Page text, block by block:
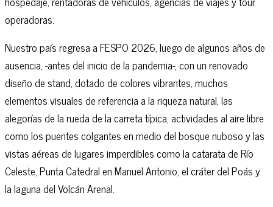
operadoras.
Nuestro país regresa a FESPO 2026, luego de algunos años de
ausencia, -antes del inicio de la pandemia-, con un renovado
diseño de stand, dotado de colores vibrantes, muchos
elementos visuales de referencia a la riqueza natural, las
alegorías de la rueda de la carreta típica, actividades al aire libre
como los puentes colgantes en medio del bosque nuboso y las
vistas aéreas de lugares imperdibles como la catarata de Río
Celeste, Punta Catedral en Manuel Antonio, el cráter del Poás y
la laguna del Volcán Arenal.